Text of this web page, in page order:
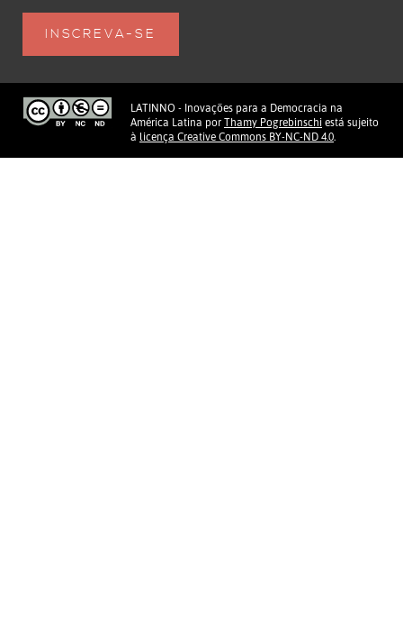
LATINNO - Inovações para a Democracia na
América Latina por Thamy Pogrebinschi está sujeito
à licença Creative Commons BY-NC-ND 4.0.